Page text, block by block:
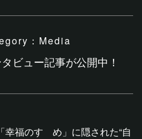
： Media
ビュー記事が公開中！
幸福のすゝめ」に隠された“自